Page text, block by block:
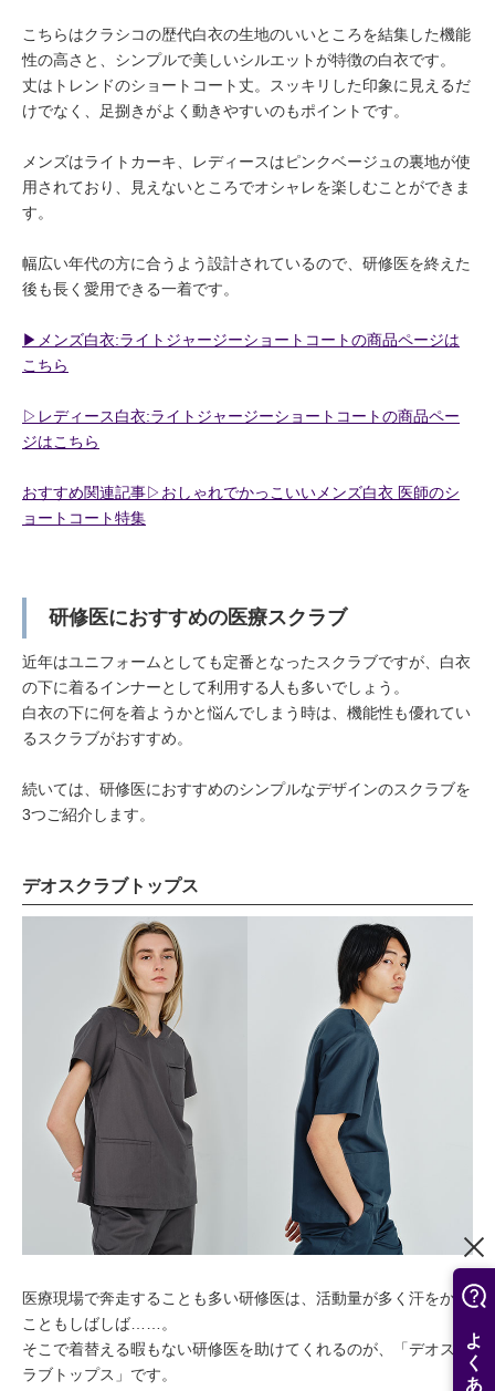
こちらはクラシコの歴代白衣の生地のいいところを結集した機能
性の高さと、シンプルで美しいシルエットが特徴の白衣です。
丈はトレンドのショートコート丈。スッキリした印象に見えるだ
けでなく、足捌きがよく動きやすいのもポイントです。
メンズはライトカーキ、レディースはピンクベージュの裏地が使
用されており、見えないところでオシャレを楽しむことができま
す。
幅広い年代の方に合うよう設計されているので、研修医を終えた
後も長く愛用できる一着です。
▶︎メンズ白衣:ライトジャージーショートコートの商品ページは
こちら
▷レディース白衣:ライトジャージーショートコートの商品ペー
ジはこちら
おすすめ関連記事▷おしゃれでかっこいいメンズ白衣 医師のシ
ョートコート特集
研修医におすすめの医療スクラブ
近年はユニフォームとしても定番となったスクラブですが、白衣
の下に着るインナーとして利用する人も多いでしょう。
白衣の下に何を着ようかと悩んでしまう時は、機能性も優れてい
るスクラブがおすすめ。
続いては、研修医におすすめのシンプルなデザインのスクラブを
3つご紹介します。
デオスクラブトップス
医療現場で奔走することも多い研修医は、活動量が多く汗をかく
こともしばしば……。
そこで着替える暇もない研修医を助けてくれるのが、「デオスク
ラブトップス」です。